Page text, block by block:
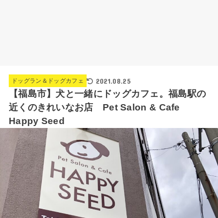
ドッグラン＆ドッグカフェ 2021.08.25
【福島市】犬と一緒にドッグカフェ。福島駅の
近くのきれいなお店 Pet Salon & Cafe
Happy Seed